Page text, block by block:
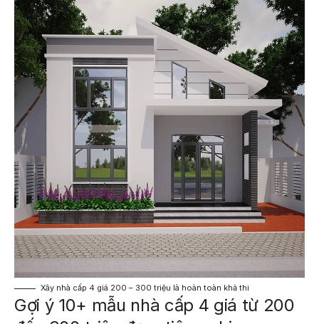
Xây nhà cấp 4 giá 200 – 300 triệu là hoàn toàn khả thi
Gợi ý 10+ mẫu nhà cấp 4 giá từ 200